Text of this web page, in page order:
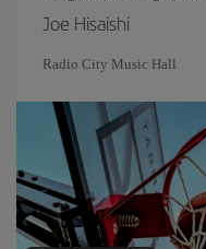
Joe Hisaishi
Radio City Music Hall